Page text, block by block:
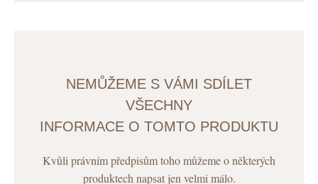
NEMŮŽEME S VÁMI SDÍLET
VŠECHNY
INFORMACE O TOMTO PRODUKTU
Kvůli právním předpisům toho můžeme o některých
produktech napsat jen velmi málo.